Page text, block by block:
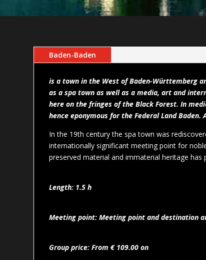
Baden-Baden
is a town in the West of Baden-Württemberg
as a spa town as well as a media, art and
here on the fringes of the Black Forest. In
hence eponymous for the Federal Land
In the 19th century the spa town was
internationally significant meeting point for
preserved material and immaterial heritage has
Length: 1.5 h
Meeting point: Meeting point and destination
Group price: From € 109.00 on